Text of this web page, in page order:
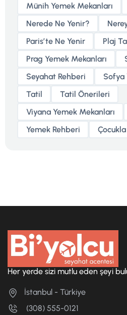
Münih Yemek Mekanları
Nerede Ne Yenir?
Parisʼte Ne Yenir
Plaj
Prag Yemek Mekanları
Seyahat Rehberi
Sofya
Tatil
Tatil Önerileri
Viyana Yemek Mekanları
Yemek Rehberi
Her yerde sizi mutlu eden şeyi
İstanbul - Türkiye
(308) 555-0121